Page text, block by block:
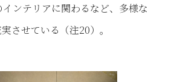
ンテリアに関わるなど、多様な
させている（注20）。